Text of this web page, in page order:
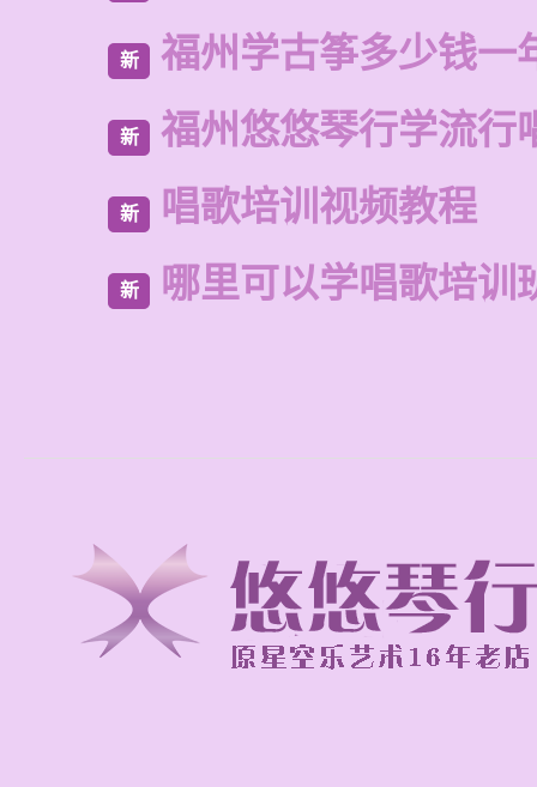
新 福州学古筝多少钱一
新 福州悠悠琴行学流行
新 唱歌培训视频教程
新 哪里可以学唱歌培训